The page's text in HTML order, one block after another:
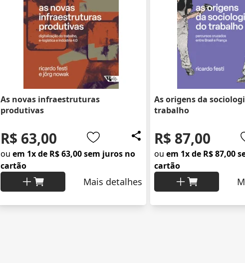
As novas infraestruturas
produtivas
R$ 63,00
ou em 1x de R$ 63,00 sem juros no
cartão
Mais detalhes
As origens da
trabalho
R$ 87,00
ou em 1x de R$ 87,00
cartão